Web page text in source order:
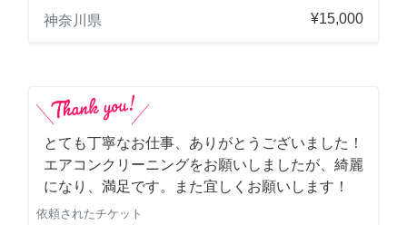
神奈川県
¥15,000
とても丁寧なお仕事、ありがとうございました！
エアコンクリーニングをお願いしましたが、綺麗
になり、満足です。また宜しくお願いします！
依頼されたチケット